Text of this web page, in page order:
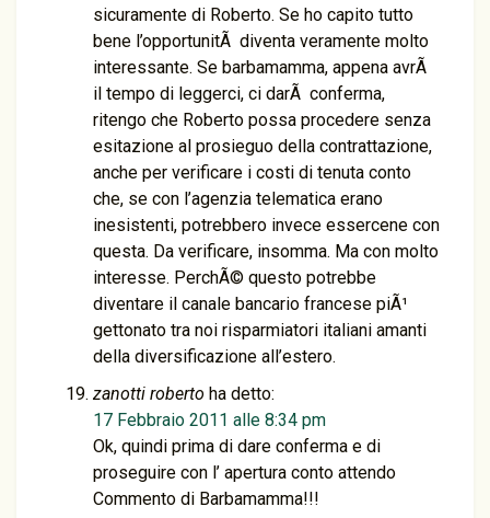
sicuramente di Roberto. Se ho capito tutto
bene l’opportunitÃ diventa veramente molto
interessante. Se barbamamma, appena avrÃ
il tempo di leggerci, ci darÃ conferma,
ritengo che Roberto possa procedere senza
esitazione al prosieguo della contrattazione,
anche per verificare i costi di tenuta conto
che, se con l’agenzia telematica erano
inesistenti, potrebbero invece essercene con
questa. Da verificare, insomma. Ma con molto
interesse. PerchÃ© questo potrebbe
diventare il canale bancario francese piÃ¹
gettonato tra noi risparmiatori italiani amanti
della diversificazione all’estero.
zanotti roberto ha detto:
17 Febbraio 2011 alle 8:34 pm
Ok, quindi prima di dare conferma e di
proseguire con l’ apertura conto attendo
Commento di Barbamamma!!!